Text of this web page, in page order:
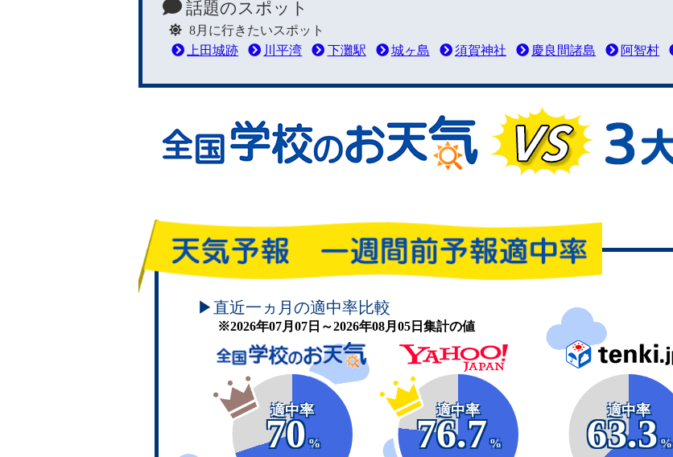
話題のスポット
8月に行きたいスポット
上田城跡
川平湾 下灘駅 城ヶ島 須賀神社 慶良間諸島 阿智村
頑張れ！学校のお天気
▶直近一ヵ月の適中率比較
※2026年07月07日～2026年08月05日集計の値
適中率
70
%
適中率
76.7
%
適中率
63.3
%